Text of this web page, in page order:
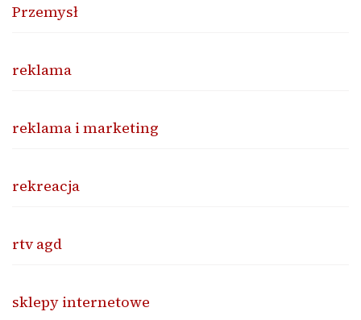
Przemysł
reklama
reklama i marketing
rekreacja
rtv agd
sklepy internetowe